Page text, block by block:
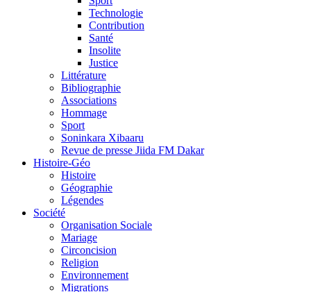
Technologie
Contribution
Santé
Insolite
Justice
Littérature
Bibliographie
Associations
Hommage
Sport
Soninkara Xibaaru
Revue de presse Jiida FM Dakar
Histoire-Géo
Histoire
Géographie
Légendes
Société
Organisation Sociale
Mariage
Circoncision
Religion
Environnement
Migrations